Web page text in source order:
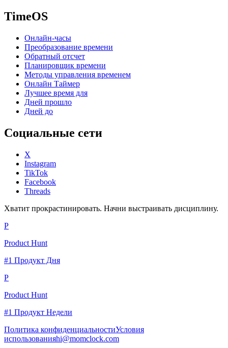
TimeOS
Онлайн-часы
Преобразование времени
Обратный отсчет
Планировщик времени
Методы управления временем
Онлайн Таймер
Лучшее время для
Дней прошло
Дней до
Социальные сети
X
Instagram
TikTok
Facebook
Threads
Хватит прокрастинировать. Начни выстраивать дисциплину.
P
Product Hunt
#1 Продукт Дня
P
Product Hunt
#1 Продукт Недели
Политика конфиденциальностиУсловия
использованияhi@momclock.com